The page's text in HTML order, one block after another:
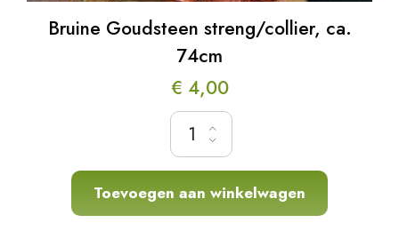
Bruine Goudsteen streng/collier, ca.
74cm
€ 4,00
Bruine Goudsteen streng/collier, ca. 74cm
Toevoegen aan winkelwagen